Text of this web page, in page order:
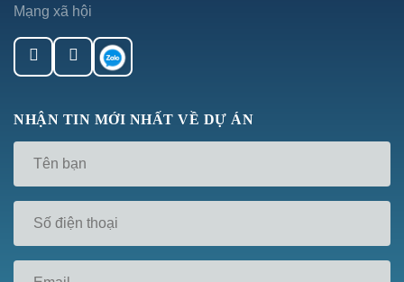
Mạng xã hội
NHẬN TIN MỚI NHẤT VỀ DỰ ÁN
Tên
Số
điện
*
Email